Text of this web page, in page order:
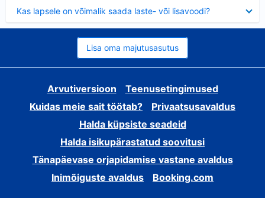
Kas lapsele on võimalik saada laste- või lisavoodi?
Lisa oma majutusasutus
Arvutiversioon
Teenusetingimused
Kuidas meie sait töötab?
Privaatsusavaldus
Halda küpsiste seadeid
Halda isikupärastatud soovitusi
Tänapäevase orjapidamise vastane avaldus
Inimõiguste avaldus
Booking.com